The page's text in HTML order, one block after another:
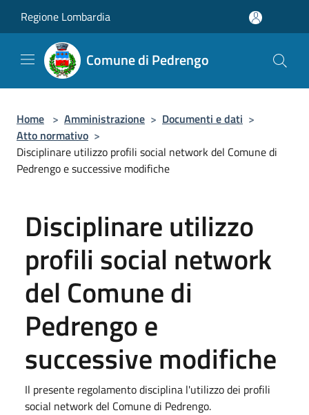
Regione Lombardia
Comune di Pedrengo
Home > Amministrazione > Documenti e dati >
Atto normativo >
Disciplinare utilizzo profili social network del Comune di
Pedrengo e successive modifiche
Disciplinare utilizzo
profili social network
del Comune di
Pedrengo e
successive modifiche
Il presente regolamento disciplina l'utilizzo dei profili
social network del Comune di Pedrengo.